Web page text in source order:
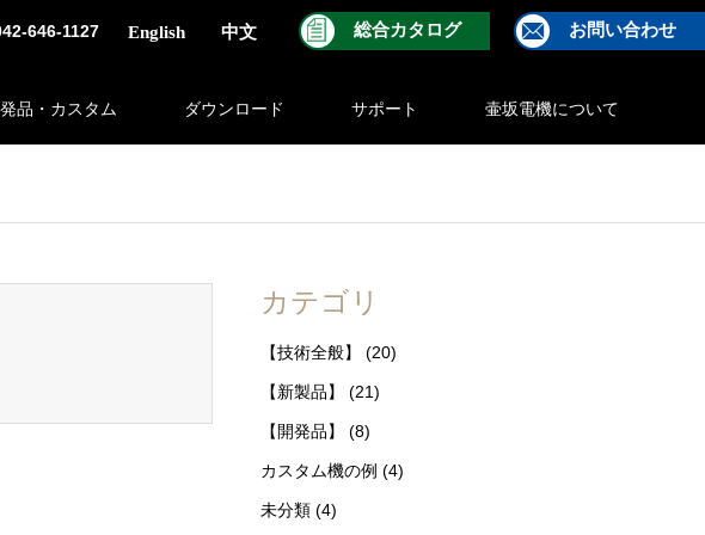
646-1127 English 中文 総合カタログ お問い合わせ
品・カスタム ダウンロード サポート 壷坂電機について
カテゴリ
【技術全般】 (20)
【新製品】 (21)
【開発品】 (8)
カスタム機の例 (4)
未分類 (4)